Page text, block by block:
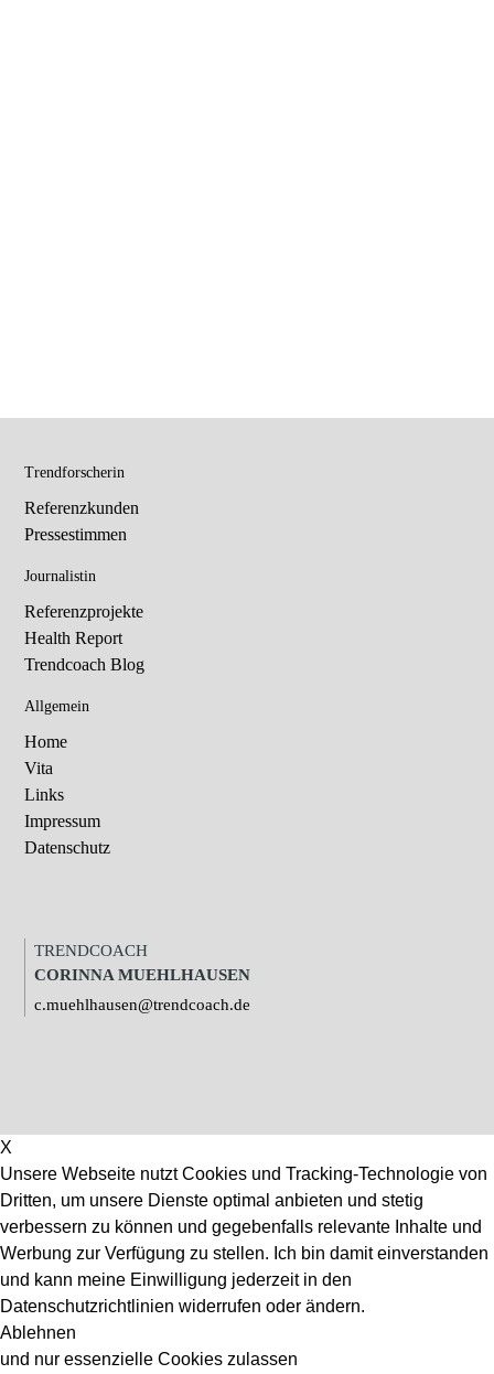
Trendforscherin
Referenzkunden
Pressestimmen
Journalistin
Referenzprojekte
Health Report
Trendcoach Blog
Allgemein
Home
Vita
Links
Impressum
Datenschutz
TRENDCOACH
CORINNA MUEHLHAUSEN
c.muehlhausen@trendcoach.de
X
Unsere Webseite nutzt Cookies und Tracking-Technologie von
Dritten, um unsere Dienste optimal anbieten und stetig
verbessern zu können und gegebenfalls relevante Inhalte und
Werbung zur Verfügung zu stellen. Ich bin damit einverstanden
und kann meine Einwilligung jederzeit in den
Datenschutzrichtlinien widerrufen oder ändern.
Ablehnen
und nur essenzielle Cookies zulassen